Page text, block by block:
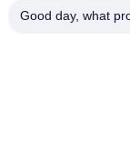
Good day, what